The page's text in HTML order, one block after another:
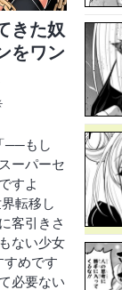
きた奴
をワン
──もし
ーパーセ
すよ
転移し
客引きさ
ない少女
めです
必要ない